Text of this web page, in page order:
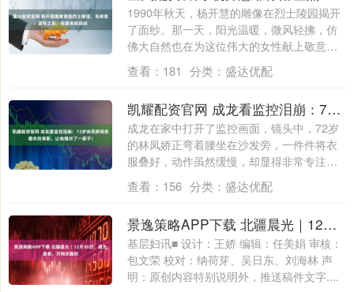
1990年秋天，杨开慧的雕像在烈士陵园揭开
了面纱。那一天，阳光温暖，微风轻拂，仿
佛大自然也在为这位伟大的女性献上敬意。
当....
查看： 181 分类： 盛达优配
凯耀配资官网 成龙看监控泪崩：72岁林凤娇深夜叠衣的背影，让他愧对了一辈子！
成龙在家中打开了监控画面，镜头中，72岁
的林凤娇正弯着腰坐在沙发旁，一件件将衣
服叠好，动作虽然缓慢，却显得非常专注，
仿佛....
查看： 156 分类： 盛达优配
景逸策略APP下载 北疆晨光｜12月30日，晨光漫卷，万物苏醒时
基层妇讯■ 设计：王娇 编辑：任美娟 审核：
包文荣 校对：纳荷芽、吴日东、刘海林 声
明：原创内容特别说明外，推送稿件文字....